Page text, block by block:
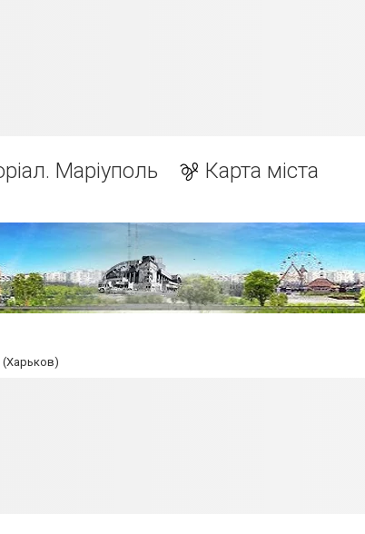
Маріуполь Карта міста